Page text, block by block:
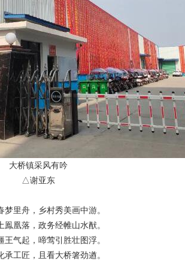
大桥镇采风有吟
△谢亚东
梦里舟，乡村秀美画中游。
鳯凰落，政务经帷山水猷。
王气起，啼莺引胜壮图浮。
承工匠，且看大桥箸劲遒。